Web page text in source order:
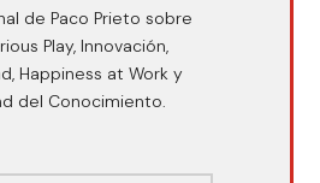
de Paco Prieto sobre
Play, Innovación,
Happiness at Work y
del Conocimiento.